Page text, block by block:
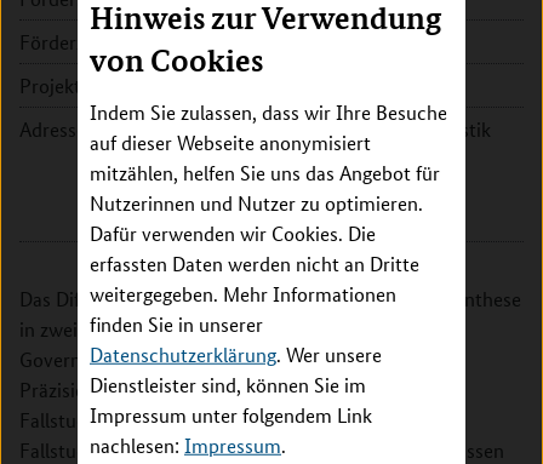
Hinweis zur Verwendung
von Cookies
Indem Sie zulassen, dass wir Ihre Besuche
auf dieser Webseite anonymisiert
mitzählen, helfen Sie uns das Angebot für
Nutzerinnen und Nutzer zu optimieren.
Dafür verwenden wir Cookies. Die
erfassten Daten werden nicht an Dritte
weitergegeben. Mehr Informationen
finden Sie in unserer
Datenschutzerklärung. Wer unsere
Dienstleister sind, können Sie im
Impressum unter folgendem Link
nachlesen: Impressum.
Förderzeitraum:
Projektleitung:
Adresse:
Deutsches Institut für Urbanistik
Das Difu wird im Projektbestandteil Integration & Synthese
in zwei/drei Fallstudien der Teilprojekte Fragen zu
Governance näher untersuchen. Arbeitsschritte sind:
Präzisierung des Untersuchungsdesign, Auswahl der
Fallstudien, Vorortbesuche/-termine in den
Fallstudienkommunen, Querauswertung von Ergebnissen